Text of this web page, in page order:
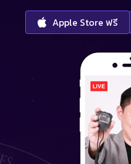
Apple Store ฟรี